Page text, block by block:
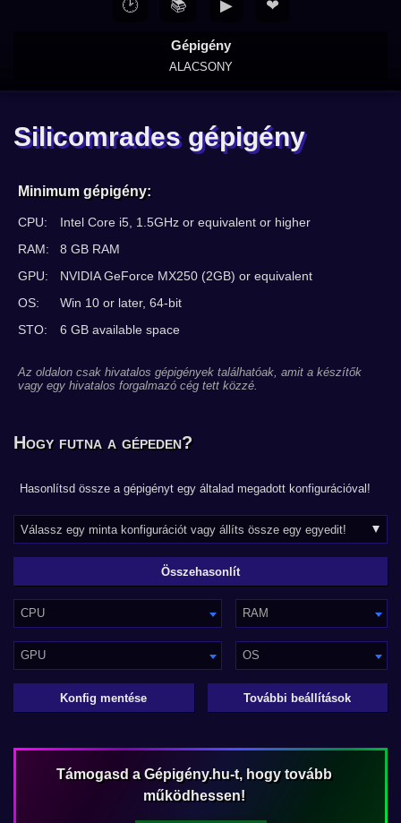
Gépigény
ALACSONY
🕑 📚 ▶ ❤
Silicomrades gépigény
Minimum gépigény:
CPU:
Intel Core i5, 1.5GHz or equivalent or higher
RAM:
8 GB RAM
GPU:
NVIDIA GeForce MX250 (2GB) or equivalent
OS:
Win 10 or later, 64-bit
STO:
6 GB available space
Az oldalon csak hivatalos gépigények találhatóak, amit a készítők
vagy egy hivatalos forgalmazó cég tett közzé.
Hogy futna a gépeden?
Hasonlítsd össze a gépigényt egy általad megadott konfigurációval!
CPU RAM
GPU OS
Konfig mentése További beállítások
Támogasd a Gépigény.hu-t, hogy tovább
működhessen!